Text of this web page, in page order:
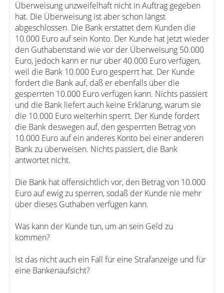
Überweisung unzweifelhaft nicht in Auftrag gegeben
hat. Die Überweisung ist aber schon längst
abgeschlossen. Die Bank erstattet dem Kunden die
10.000 Euro auf sein Konto. Der Kunde hat jetzt wieder
den Guthabenstand wie vor der Überweisung 50.000
Euro, jedoch kann er nur über 40.000 Euro verfügen,
weil die Bank 10.000 Euro gesperrt hat. Der Kunde
fordert die Bank auf, daß er ebenfalls über die
gesperrten 10.000 Euro verfügen kann. Nichts passiert
und die Bank liefert auch keine Erklärung, warum sie
die 10.000 Euro weiterhin sperrt. Der Kunde fordert
die Bank deswegen auf, den gesperrten Betrag von
10.000 Euro auf ein anderes Konto bei einer anderen
Bank zu überweisen. Nichts passiert, die Bank
antwortet nicht.
Die Bank hat offensichtlich vor, den Betrag von 10.000
Euro auf ewig zu sperren, sodaß der Kunde nie mehr
über dieses Guthaben verfügen kann.
Was kann der Kunde tun, um an sein Geld zu
kommen?
Ist das nicht auch ein Fall für eine Strafanzeige und für
eine Bankenaufsicht?